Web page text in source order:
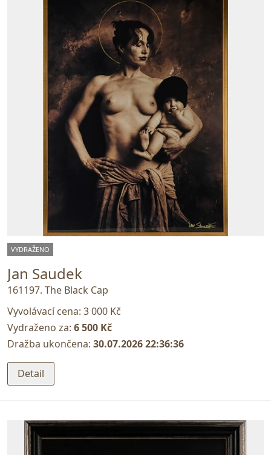
VYDRAŽENO
Jan Saudek
161197. The Black Cap
Vyvolávací cena: 3 000 Kč
Vydraženo za: 6 500 Kč
Dražba ukončena: 30.07.2026 22:36:36
Detail